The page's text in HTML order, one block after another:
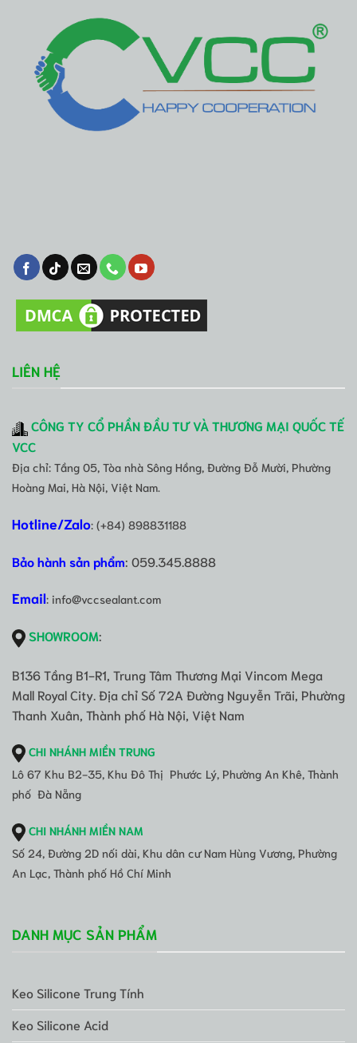
LIÊN HỆ
CÔNG TY CỔ PHẦN ĐẦU TƯ VÀ THƯƠNG MẠI QUỐC TẾ
VCC
Địa chỉ: Tầng 05, Tòa nhà Sông Hồng, Đường Đỗ Mười, Phường
Hoàng Mai, Hà Nội, Việt Nam.
Hotline/Zalo: (+84) 898831188
Bảo hành sản phẩm: 059.345.8888
Email: info@vccsealant.com
SHOWROOM:
B136 Tầng B1-R1, Trung Tâm Thương Mại Vincom Mega
Mall Royal City. Địa chỉ Số 72A Đường Nguyễn Trãi, Phường
Thanh Xuân, Thành phố Hà Nội, Việt Nam
CHI NHÁNH MIỀN TRUNG
Lô 67 Khu B2-35, Khu Đô Thị Phước Lý, Phường An Khê, Thành
phố Đà Nẵng
CHI NHÁNH MIỀN NAM
Số 24, Đường 2D nối dài, Khu dân cư Nam Hùng Vương, Phường
An Lạc, Thành phố Hồ Chí Minh
DANH MỤC SẢN PHẨM
Keo Silicone Trung Tính
Keo Silicone Acid